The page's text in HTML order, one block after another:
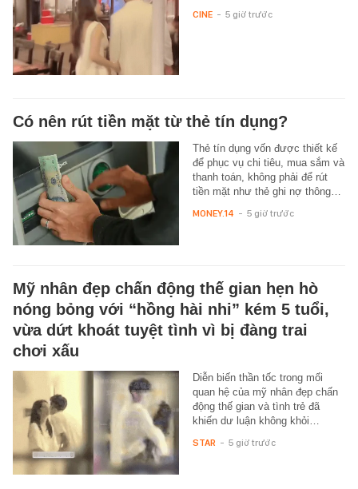
CINE - 5 giờ trước
Có nên rút tiền mặt từ thẻ tín dụng?
Thẻ tín dụng vốn được thiết kế
để phục vụ chi tiêu, mua sắm và
thanh toán, không phải để rút
tiền mặt như thẻ ghi nợ thông…
MONEY.14 - 5 giờ trước
Mỹ nhân đẹp chấn động thế gian hẹn hò
nóng bỏng với “hồng hài nhi” kém 5 tuổi,
vừa dứt khoát tuyệt tình vì bị đàng trai
chơi xấu
Diễn biến thần tốc trong mối
quan hệ của mỹ nhân đẹp chấn
động thế gian và tình trẻ đã
khiến dư luận không khỏi…
STAR - 5 giờ trước